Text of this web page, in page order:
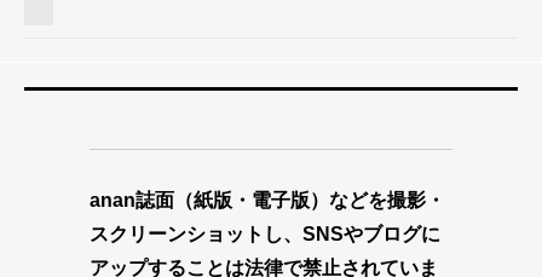
anan誌面（紙版・電子版）などを撮影・
スクリーンショットし、SNSやブログに
アップすることは法律で禁止されていま